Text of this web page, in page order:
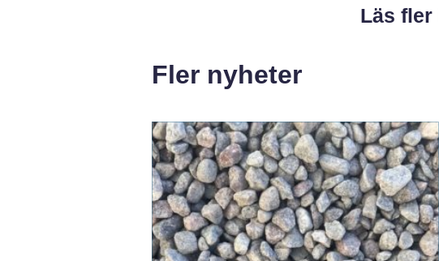
Läs fler
Fler nyheter